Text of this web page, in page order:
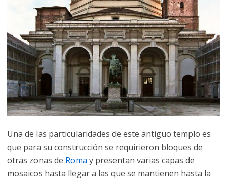
Una de las particularidades de este antiguo templo es
que para su construcción se requirieron bloques de
otras zonas de Roma y presentan varias capas de
mosaicos hasta llegar a las que se mantienen hasta la